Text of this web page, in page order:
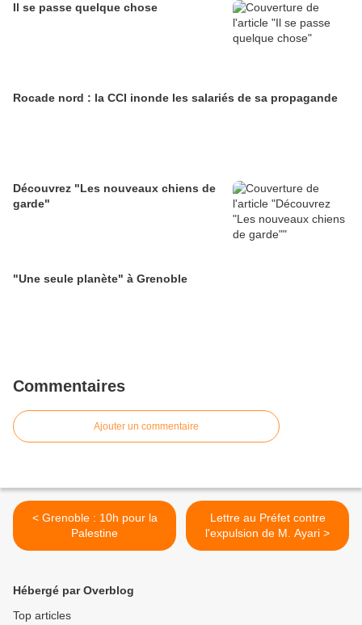
Il se passe quelque chose
Rocade nord : la CCI inonde les salariés de sa propagande
Découvrez "Les nouveaux chiens de
garde"
"Une seule planète" à Grenoble
Commentaires
Ajouter un commentaire
< Grenoble : 10h pour la
Palestine
Lettre au Préfet contre
l'expulsion de M. Ayari >
Hébergé par Overblog
Top articles